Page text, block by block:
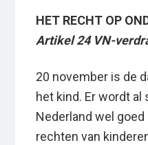
HET RECHT OP
Artikel 24 VN-
20 november is de
het kind. Er wordt
Nederland wel
rechten van